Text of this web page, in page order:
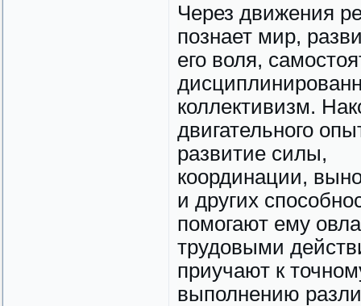
Через движения
познает мир,
его воля,
коллективизм.
двигательного
развитие силы,
координации,
и других
помогают ему
трудовыми
приучают к
выполнению